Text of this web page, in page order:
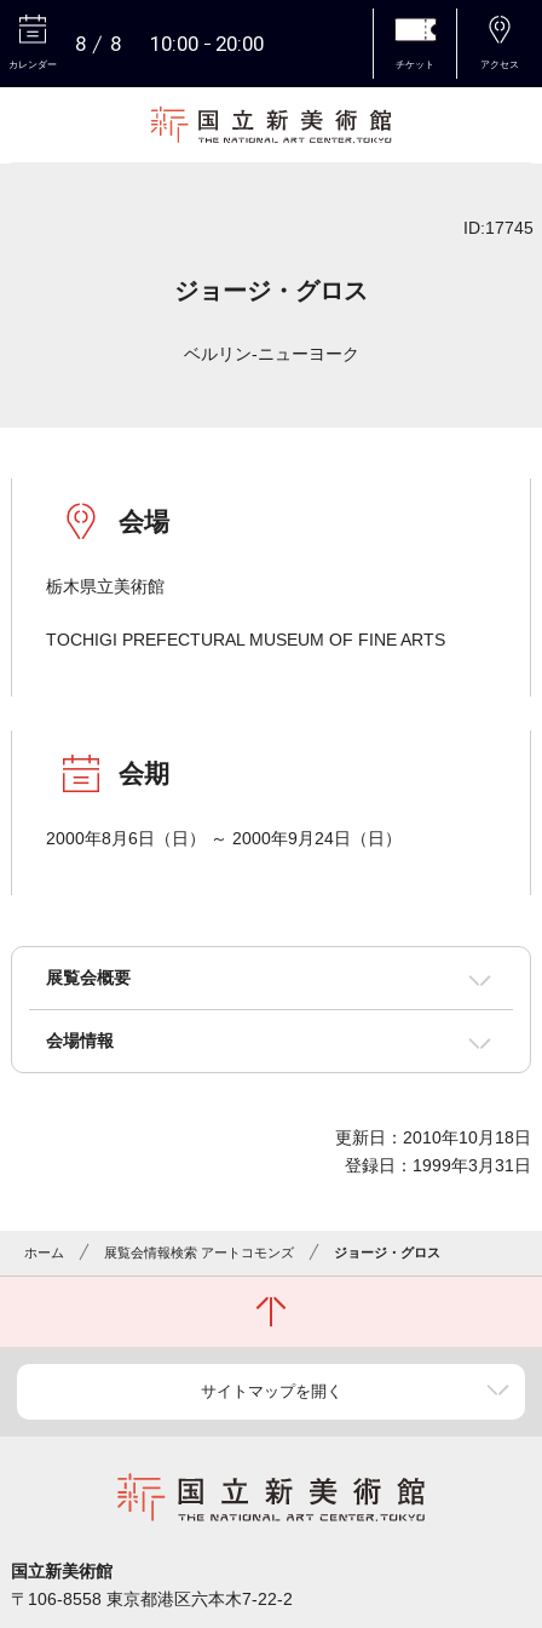
カレンダー
8 8 10:00 20:00
チケット アクセス
ID:17745
ジョージ・グロス
ベルリン-ニューヨーク
会場
栃木県立美術館
TOCHIGI PREFECTURAL MUSEUM OF FINE ARTS
会期
2000年8月6日（日） ～ 2000年9月24日（日）
展覧会概要
会場情報
更新日：2010年10月18日
登録日：1999年3月31日
ホーム 展覧会情報検索 アートコモンズ ジョージ・グロス
サイトマップを開く
国立新美術館
〒106-8558 東京都港区六本木7-22-2